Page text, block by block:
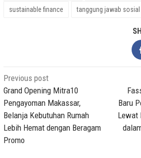
sustainable finance tanggung jawab
Post
navigation
Previous post
Grand Opening Mitra10
Pengayoman Makassar,
Belanja Kebutuhan Rumah
Lebih Hemat dengan Beragam
Promo
Baru
Lewat